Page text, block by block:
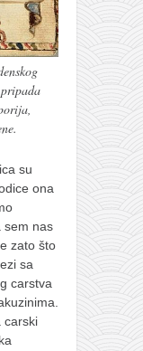
su
ona
sem nas
zato što
sa
carstva
carski